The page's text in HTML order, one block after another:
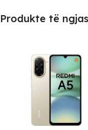
Produkte të